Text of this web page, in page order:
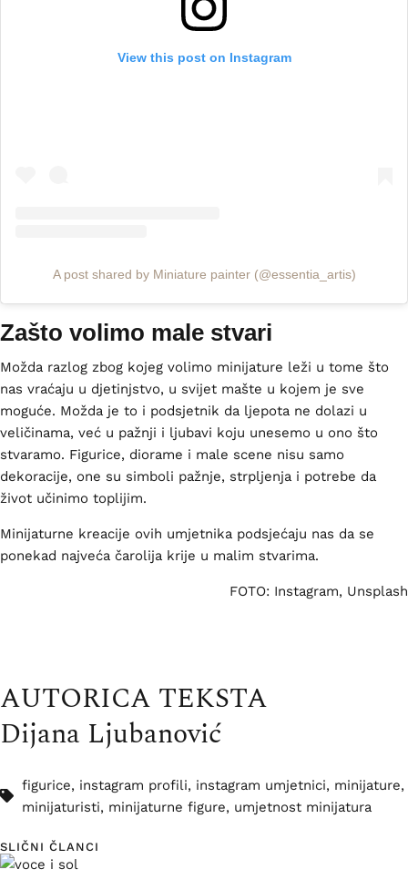
View this post on Instagram
A post shared by Miniature painter (@essentia_artis)
Zašto volimo male stvari
Možda razlog zbog kojeg volimo minijature leži u tome što
nas vraćaju u djetinjstvo, u svijet mašte u kojem je sve
moguće. Možda je to i podsjetnik da ljepota ne dolazi u
veličinama, već u pažnji i ljubavi koju unesemo u ono što
stvaramo. Figurice, diorame i male scene nisu samo
dekoracije, one su simboli pažnje, strpljenja i potrebe da
život učinimo toplijim.
Minijaturne kreacije ovih umjetnika podsjećaju nas da se
ponekad najveća čarolija krije u malim stvarima.
FOTO: Instagram, Unsplash
AUTORICA TEKSTA
Dijana Ljubanović
figurice, instagram profili, instagram umjetnici, minijature,
minijaturisti, minijaturne figure, umjetnost minijatura
SLIČNI ČLANCI